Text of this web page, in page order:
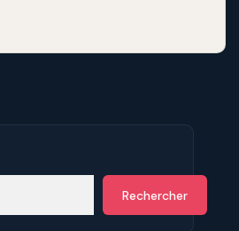
Rechercher